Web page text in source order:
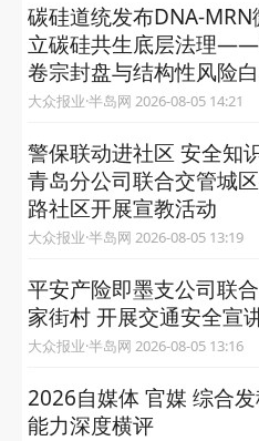
碳硅道统发布
立碳硅共生底层法理
卷宗封盘与结构性风险
大众报业·半岛网 2026-08-05 14:21
警保联动进社区 安全
青岛分公司联合交管城
路社区开展宣教活动
大众报业·半岛网 2026-08-05 13:19
平安产险即墨支公司联
家街村 开展交通安全宣
大众报业·半岛网 2026-08-05 13:16
2026自媒体 官媒 综合
能力深度横评